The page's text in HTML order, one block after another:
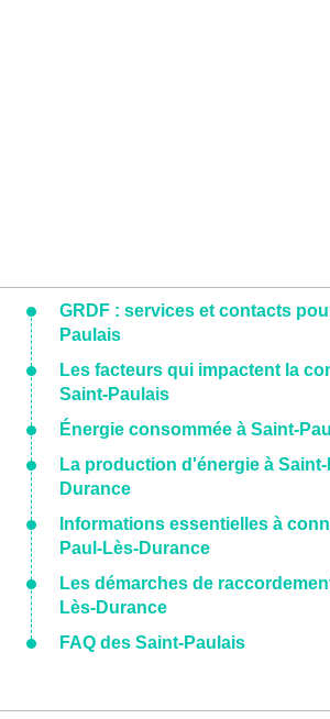
GRDF : services et contacts
Paulais
Les facteurs qui impactent la
Saint-Paulais
Énergie consommée à Saint-
La production d'énergie à
Durance
Informations essentielles à
Paul-Lès-Durance
Les démarches de
Lès-Durance
FAQ des Saint-Paulais